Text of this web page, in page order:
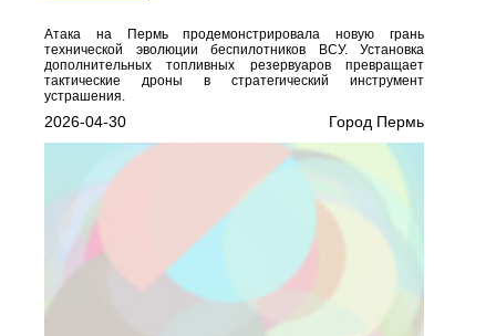
Атака на Пермь продемонстрировала новую грань
технической эволюции беспилотников ВСУ. Установка
дополнительных топливных резервуаров превращает
тактические дроны в стратегический инструмент
устрашения.
2026-04-30 Город Пермь